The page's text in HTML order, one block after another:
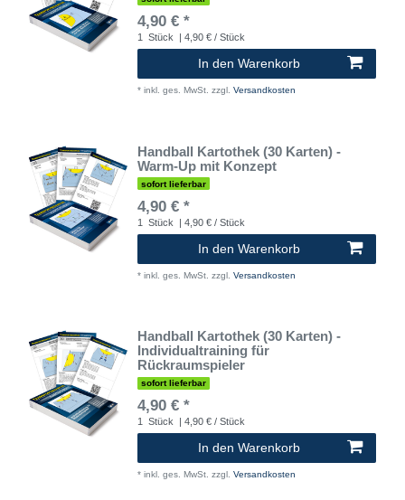
4,90 € *
1 Stück | 4,90 € / Stück
In den Warenkorb
* inkl. ges. MwSt. zzgl. Versandkosten
Handball Kartothek (30 Karten) -
Warm-Up mit Konzept
sofort lieferbar
4,90 € *
1 Stück | 4,90 € / Stück
In den Warenkorb
* inkl. ges. MwSt. zzgl. Versandkosten
Handball Kartothek (30 Karten) -
Individualtraining für
Rückraumspieler
sofort lieferbar
4,90 € *
1 Stück | 4,90 € / Stück
In den Warenkorb
* inkl. ges. MwSt. zzgl. Versandkosten